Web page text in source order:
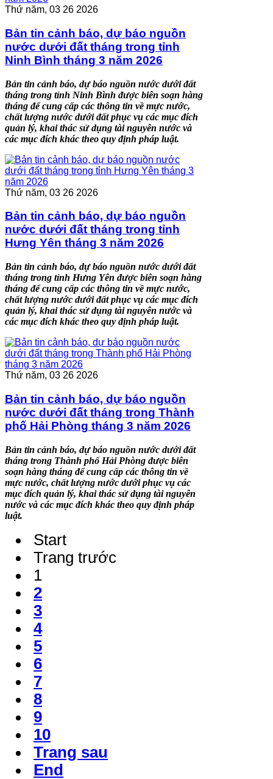
Thứ năm, 03 26 2026
Bản tin cảnh báo, dự báo nguồn
nước dưới đất tháng trong tỉnh
Ninh Bình tháng 3 năm 2026
Bản tin cảnh báo, dự báo nguồn nước dưới đất
tháng trong tỉnh Ninh Bình được biên soạn hàng
tháng để cung cấp các thông tin về mực nước,
chất lượng nước dưới đất phục vụ các mục đích
quản lý, khai thác sử dụng tài nguyên nước và
các mục đích khác theo quy định pháp luật.
Thứ năm, 03 26 2026
Bản tin cảnh báo, dự báo nguồn
nước dưới đất tháng trong tỉnh
Hưng Yên tháng 3 năm 2026
Bản tin cảnh báo, dự báo nguồn nước dưới đất
tháng trong tỉnh Hưng Yên được biên soạn hàng
tháng để cung cấp các thông tin về mực nước,
chất lượng nước dưới đất phục vụ các mục đích
quản lý, khai thác sử dụng tài nguyên nước và
các mục đích khác theo quy định pháp luật.
Thứ năm, 03 26 2026
Bản tin cảnh báo, dự báo nguồn
nước dưới đất tháng trong Thành
phố Hải Phòng tháng 3 năm 2026
Bản tin cảnh báo, dự báo nguồn nước dưới đất
tháng trong Thành phố Hải Phòng được biên
soạn hàng tháng để cung cấp các thông tin về
mực nước, chất lượng nước dưới phục vụ các
mục đích quản lý, khai thác sử dụng tài nguyên
nước và các mục đích khác theo quy định pháp
luật.
Start
Trang trước
1
2
3
4
5
6
7
8
9
10
Trang sau
End